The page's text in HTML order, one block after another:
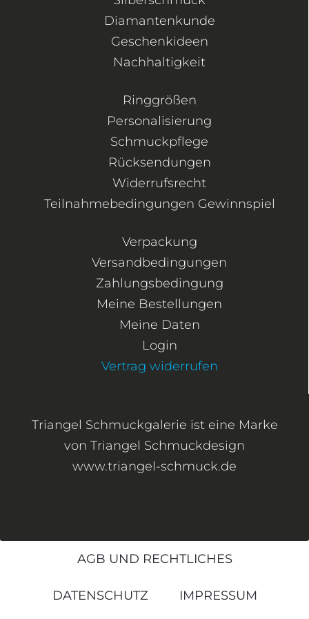
Diamantenkunde
Geschenkideen
Nachhaltigkeit
Ringgrößen
Personalisierung
Schmuckpflege
Rücksendungen
Widerrufsrecht
Teilnahmebedingungen Gewinnspiel
Verpackung
Versandbedingungen
Zahlungsbedingung
Meine Bestellungen
Meine Daten
Login
Vertrag widerrufen
Triangel Schmuckgalerie ist eine Marke
von Triangel Schmuckdesign
www.triangel-schmuck.de
AGB UND RECHTLICHES
DATENSCHUTZ IMPRESSUM